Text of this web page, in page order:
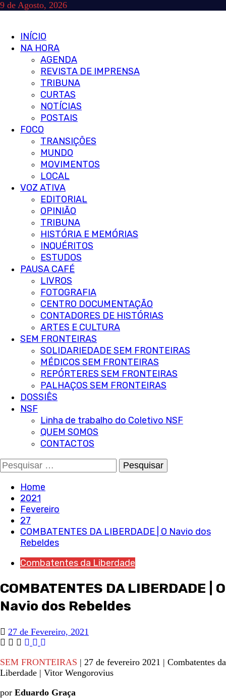
Skip
9 de Agosto, 2026
Primary
Menu
INÍCIO
NA HORA
AGENDA
REVISTA DE IMPRENSA
TRIBUNA
CURTAS
NOTÍCIAS
POSTAIS
FOCO
TRANSIÇÕES
MUNDO
MOVIMENTOS
LOCAL
VOZ ATIVA
EDITORIAL
OPINIÃO
TRIBUNA
HISTÓRIA E MEMÓRIAS
INQUÉRITOS
ESTUDOS
PAUSA CAFÉ
LIVROS
FOTOGRAFIA
CENTRO DOCUMENTAÇÃO
CONTADORES DE HISTÓRIAS
ARTES E CULTURA
SEM FRONTEIRAS
SOLIDARIEDADE SEM FRONTEIRAS
MÉDICOS SEM FRONTEIRAS
REPÓRTERES SEM FRONTEIRAS
PALHAÇOS SEM FRONTEIRAS
DOSSIÊS
NSF
Linha de trabalho do Coletivo NSF
QUEM SOMOS
CONTACTOS
Pesquisar
por:
Home
2021
Fevereiro
27
COMBATENTES DA LIBERDADE | O Navio dos
Rebeldes
Combatentes da Liberdade
COMBATENTES DA LIBERDADE | O
Navio dos Rebeldes
27 de Fevereiro, 2021
SEM FRONTEIRAS | 27 de fevereiro 2021 | Combatentes da
Liberdade | Vitor Wengorovius
por Eduardo Graça